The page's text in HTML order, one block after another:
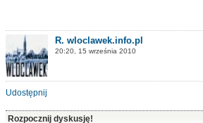
R. wloclawek.info.pl
20:20, 15 września 2010
Udostępnij
Rozpocznij dyskusję!